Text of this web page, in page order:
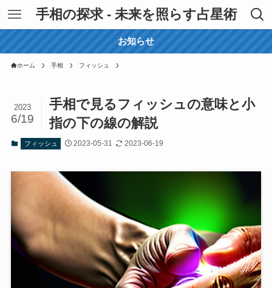
手相の探求 - 未来を照らす占星術
お知らせ
ホーム 手相 フィッシュ
手相で見るフィッシュの意味と小
指の下の線の解説
2023
6/19
フィッシュ 2023-05-31 2023-06-19